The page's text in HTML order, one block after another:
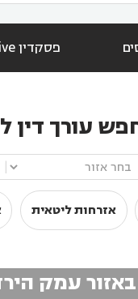
פסקדין Live
עורך דין
אזרחות ליטאית
עמק